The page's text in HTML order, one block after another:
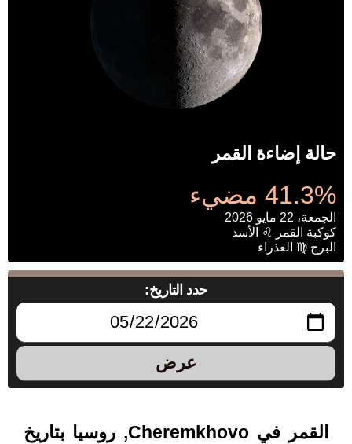
حالة إضاءة القمر
41.3% مضيء
الجمعة، 22 مايو 2026
كوكبة القمر ♌ الأسد
البرج ♍ العذراء
حدد التاريخ:
عرض
القمر في Cheremkhovo, روسيا بتاريخ